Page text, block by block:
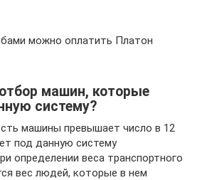
можно оплатить Платон
машин, которые
систему?
машины превышает число в 12
под данную систему
определении веса транспортного
вес людей, которые в нем